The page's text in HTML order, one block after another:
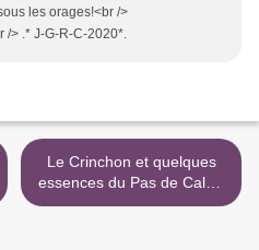
les orages!<br />
/> .* J-G-R-C-2020*.
Le Crinchon et quelques
essences du Pas de Calais
! >